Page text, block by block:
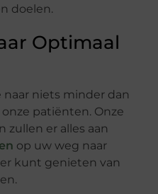
doelen.
Optimaal
naar niets minder dan
patiënten. Onze
er alles aan
op uw weg naar
kunt genieten van